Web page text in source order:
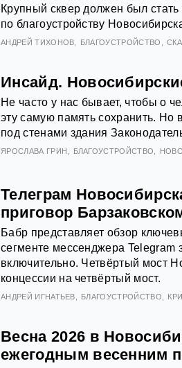
Крупный сквер должен был
по благоустройству
АНДРЕЙ ТИХОНОВ БЛАГОУСТРОЙСТВО
Инсайд.
Не часто у нас бывает, чтобы о
эту самую память сохранить. Но
под стенами здания
ЯРОСЛАВА ГРИН БЛАГОУСТРОЙСТВО
Телеграм
приговор
Бабр представляет обзор
сегменте мессенджера Telegram
включительно. Четвёртый мост
концессии на четвёртый мост.
АНДРЕЙ ИГНАТЬЕВ БЛАГОУСТРОЙСТВО
Весна 2026 в
ежегодным весенним